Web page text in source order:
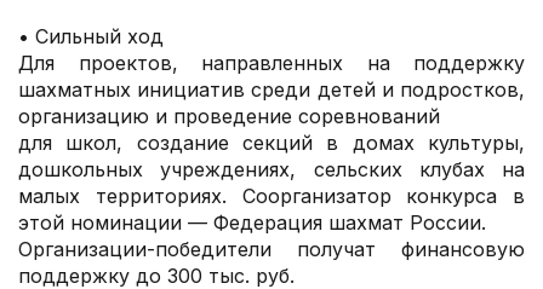
• Сильный ход
Для проектов, направленных на поддержку
шахматных инициатив среди детей и подростков,
организацию и проведение соревнований
для школ, создание секций в домах культуры,
дошкольных учреждениях, сельских клубах на
малых территориях. Соорганизатор конкурса в
этой номинации — Федерация шахмат России.
Организации-победители получат финансовую
поддержку до 300 тыс. руб.